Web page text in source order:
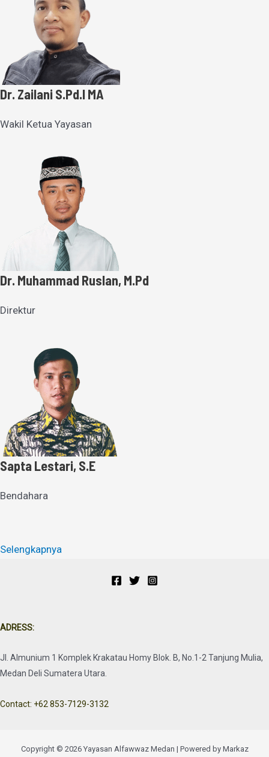
Dr. Zailani S.Pd.I MA
Wakil Ketua Yayasan
Dr. Muhammad Ruslan, M.Pd
Direktur
Sapta Lestari, S.E
Bendahara
Selengkapnya
ADRESS:
Jl. Almunium 1 Komplek Krakatau Homy Blok. B, No.1-2 Tanjung Mulia,
Medan Deli Sumatera Utara.
Contact: +62 853-7129-3132
Copyright © 2026 Yayasan Alfawwaz Medan | Powered by Markaz